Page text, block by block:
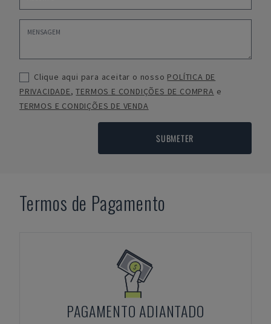
Clique aqui para aceitar o nosso POLÍTICA DE
PRIVACIDADE,TERMOS E CONDIÇÕES DE COMPRA e
TERMOS E CONDIÇÕES DE VENDA
SUBMETER
Termos de Pagamento
PAGAMENTO ADIANTADO